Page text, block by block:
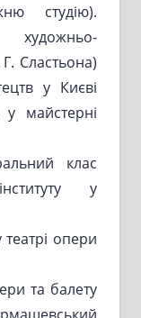
студію).
художньо-
Сластьона)
у Києві
майстерні
клас
у
опери
та балету